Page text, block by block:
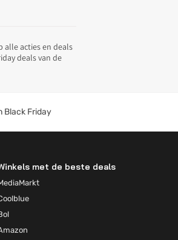
alle acties en deals
deals van de
Black Friday
met de beste deals